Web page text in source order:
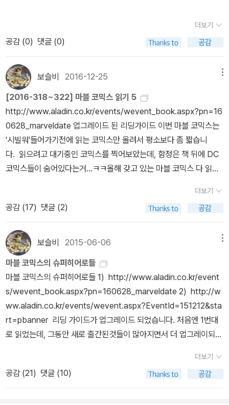
더보기
공감 (0) 댓글 (0)
보슬비 2016-12-25
[2016-318~322] 마블 코믹스 읽기 5
http://www.aladin.co.kr/events/wevent_book.aspx?pn=16
0628_marveldate 업그레이드 된 리딩가이드 이번 마블 코믹스는
'시빌워'들어가기전에 읽는 코믹스만 올려서 평소보다 좀 짧습니
다. 읽으려고 대기중인 코믹스를 찍어보았는데, 함정은 책 뒤에 DC
코믹스들이 숨어있다는거...ㅋㅋ올해 갖고 있는 마블 코믹스 다 읽으
지만, 일반 만화보다 꼼꼼히 읽어야 더 재미있는 마블 코믹스들~~
마이클 스트라진스키 지음, 임태현 옮김 / 시공사 / 2013년 10월 처
음엔 마블 코믹스 출간일 순서대로 읽는다했지만, 이상하게 순서가
얽혀있다는 생각이 들었어요. 기존에도 종종 그점을 느껴서 시공사에
서 제공한 출간일 순서를 살펴보니, 출간일 기준이 어디까지나 책속
에 수록된 첫번째 이슈 출간일 기준으로 하였기 때문에 그동안 이슈
모음집인 단행본들은 어쩔수 없이시간이 얽혀버리게 됩니다. '토르-
옴니버스' 역시 첫 이슈는 시빌워전에 썼지만, 마지막 이슈는 2010
년 출간이라 그후의 이야기는 '시빌워' 이후인 '시즈'와 연결이 되는듯
합니다. 그래서 중간에 아직 제가 읽지도 않은 캡틴 아메리카의 죽음
추모 장면을 먼저 보게 되었네요. ^^ '토르'도 마블사에서 많이 출간한
코믹스예요. 그동안 출간된 작품을 보지 않아 아쉽지만, 그래도 오딘
의 시대가 끝나고 토르의 시대가 열리는 시점에서 국내에 번역된것만
더보기
공감 (17) 댓글 (2)
보슬비 2015-06-06
마블 코믹스의 슈퍼히어로들
마블 코믹스의 슈퍼히어로들 1) http://www.aladin.co.kr/event
s/wevent_book.aspx?pn=160628_marveldate 2) http://w
ww.aladin.co.kr/events/wevent.aspx?EventId=151212&sta
rt=pbanner 리딩 가이드가 업그레이드 되었습니다. 처음엔 1번대
로 읽었는데, 그동안 새로 출간된것들이 많아지면서 더 업그레이되어
을때 도움이 될까해서 페이퍼 작성중.페이퍼를 작성하면 '배트맨'과
'슈퍼맨'이 없다는 것을 깨달았어요. 두 만화는 마블 코믹스가 아닌
가?? 찾아봐야하는데 귀찮아서 우선 패쓰했어요. ㅎㅎ 여러 캐릭터
더보기
공감 (21) 댓글 (10)